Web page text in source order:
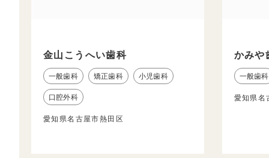
金山こうへい歯科
一般歯科 矯正歯科 小児歯科
口腔外科
愛知県名古屋市熱田区
かみや
一般歯科
愛知県名